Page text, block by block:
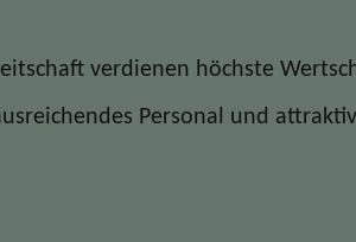
verdienen höchste
Personal und